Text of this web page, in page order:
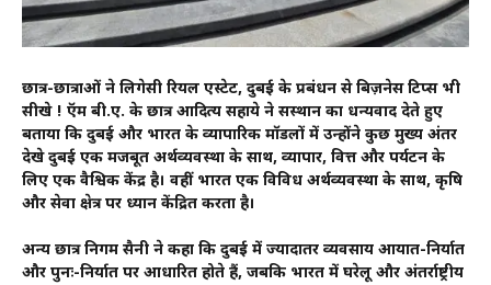
छात्र-छात्राओं ने लिगेसी रियल एस्टेट, दुबई के प्रबंधन से बिज़नेस टिप्स भी
सीखे ! ऍम बी.ए. के छात्र आदित्य सहाये ने सस्थान का धन्यवाद देते हुए
बताया कि दुबई और भारत के व्यापारिक मॉडलों में उन्होंने कुछ मुख्य अंतर
देखे दुबई एक मजबूत अर्थव्यवस्था के साथ, व्यापार, वित्त और पर्यटन के
लिए एक वैश्विक केंद्र है। वहीं भारत एक विविध अर्थव्यवस्था के साथ, कृषि
और सेवा क्षेत्र पर ध्यान केंद्रित करता है।
अन्य छात्र निगम सैनी ने कहा कि दुबई में ज्यादातर व्यवसाय आयात-निर्यात
और पुनः-निर्यात पर आधारित होते हैं, जबकि भारत में घरेलू और अंतर्राष्ट्रीय